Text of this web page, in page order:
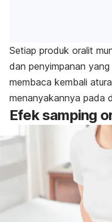
Setiap produk oralit
dan penyimpanan
membaca kembali
menanyakannya pada
Efek samping